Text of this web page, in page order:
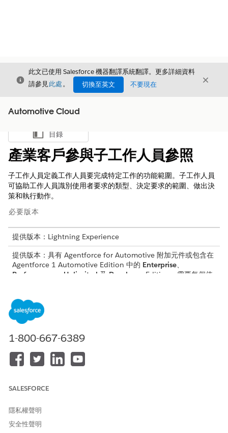
結束
此文已使用 Salesforce 機器翻譯系統翻譯。更多詳細資料
請參見此處。 切換至英文 不要現在 結束
Automotive Cloud
顯示目錄
目錄
產業客戶參與子工作人員參照
子工作人員定義工作人員要完成特定工作的功能範圍。子工作人員
可協助工作人員識別使用者要求的類型、決定要求的範圍、做出決
策和執行動作。
必要版本
提供版本：Lightning Experience
提供版本：具有 Agentforce for Automotive 附加元件或包含在
Agentforce 1 Automotive Edition 中的 Enterprise、
Performance
Unlimited 及 Developer
Edition。需要每個使
子工作人員:駕駛員帳戶摘要
汽車公司的銷售或服務代表可以使用「駕駛員帳戶摘要」子代理
程式來摘要客戶帳戶及其車輛。Agentforce 也可協助根據車輛
摘要建立工作。
子工作人員:駕駛員財務帳戶摘要
汽車公司的銷售或服務代表可以使用「駕駛人員財務帳戶摘要」
Agentforce 也可協助根據財務帳戶摘要建立工作。
汽車公司的銷售或服務代表可以使用「經銷商搜尋」子代理程式
來代表客戶搜尋以位置為基礎的經銷商,並摘要經銷商。
1-800-667-6389
SALESFORCE
隱私權聲明
安全性聲明